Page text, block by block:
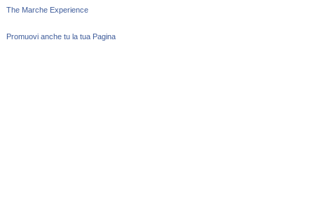
The Marche Experience
Promuovi anche tu la tua Pagina